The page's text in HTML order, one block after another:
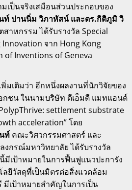
เป็นจริงเสมือนส่วนประกอบของ
ท์ ปานนิ่ม วิภาหัสน์ และดร.กิติภูมิ วิ
าหกรรม ได้รับรางวัล Special
จาก Hong Kong
Inventions of Geneva
พิ่มเติมว่า อีกหนึ่งผลงานที่นักวิจัยของ
กชน ในนามบริษัท ดีเอ็มดี แมทแอนด์
settlement substrate
acceleration” โดย
ท์ คณะวิศวกรรมศาสตร์ และ
งกรณ์มหาวิทยาลัย ได้รับรางวัล
มีเป้าหมายในการฟื้นฟูแนวปะการัง
ลยีวัสดุที่เป็นมิตรต่อสิ่งแวดล้อม
เป้าหมายสำคัญในการเป็น